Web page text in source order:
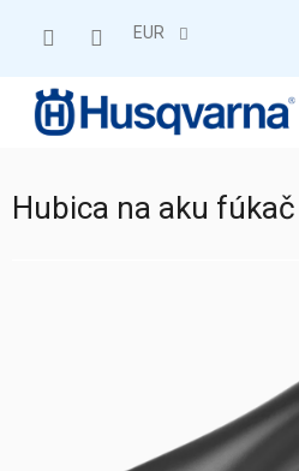
EUR
Hubica na aku fúkač